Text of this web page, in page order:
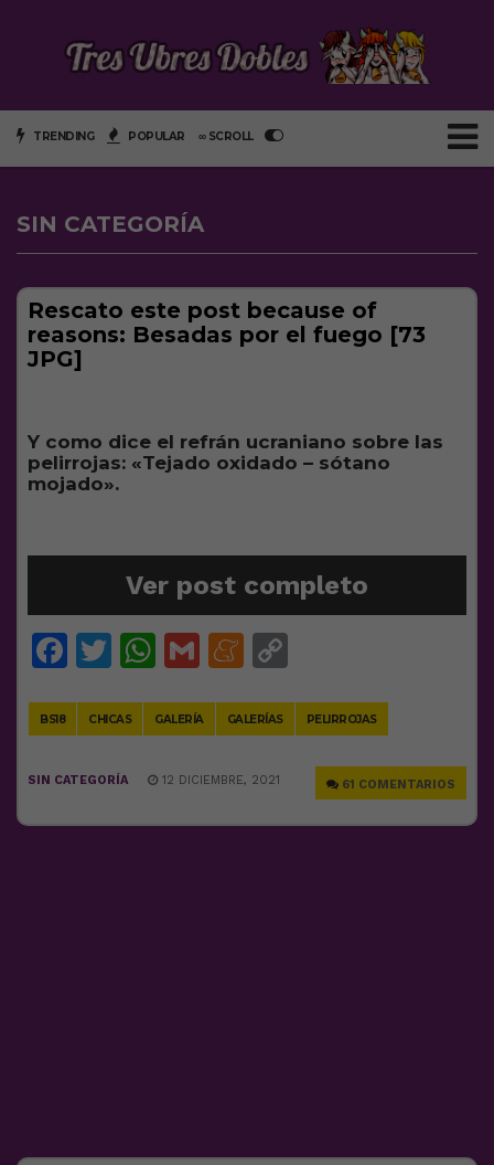
TRENDING POPULAR ∞ SCROLL
SIN CATEGORÍA
Rescato este post because of
reasons: Besadas por el fuego [73
JPG]
Y como dice el refrán ucraniano sobre las
pelirrojas: «Tejado oxidado – sótano
mojado».
Ver post completo
Facebook
Twitter
WhatsApp
GmailMeneame
BS18 CHICAS GALERÍA GALERÍAS PELIRROJAS
61 COMENTARIOS
SIN CATEGORÍA 12 DICIEMBRE, 2021